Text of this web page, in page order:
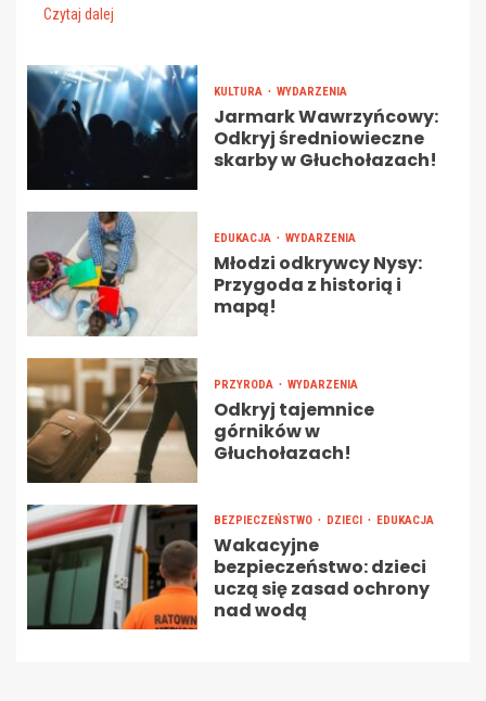
Czytaj dalej
KULTURA WYDARZENIA
Jarmark Wawrzyńcowy:
Odkryj średniowieczne
skarby w Głuchołazach!
EDUKACJA WYDARZENIA
Młodzi odkrywcy Nysy:
Przygoda z historią i
mapą!
PRZYRODA WYDARZENIA
Odkryj tajemnice
górników w
Głuchołazach!
BEZPIECZEŃSTWO DZIECI EDUKACJA
Wakacyjne
bezpieczeństwo: dzieci
uczą się zasad ochrony
nad wodą